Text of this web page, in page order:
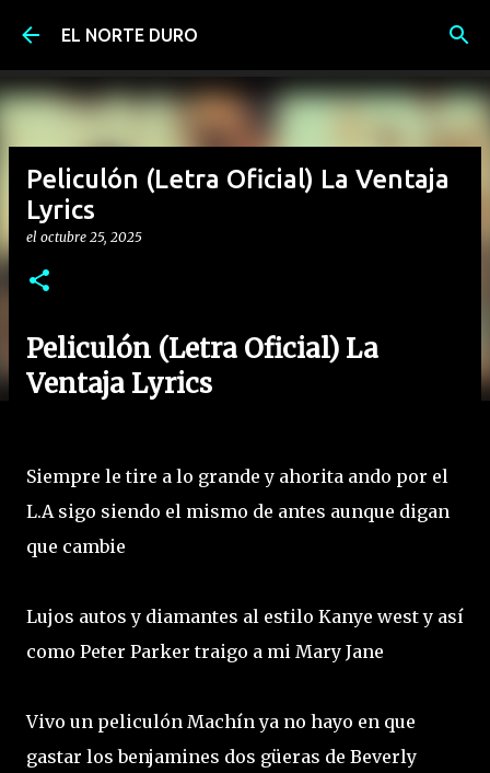
Ir al contenido principal
EL NORTE DURO
Peliculón (Letra Oficial) La Ventaja
Lyrics
el octubre 25, 2025
Peliculón (Letra Oficial) La
Ventaja Lyrics
Siempre le tire a lo grande y ahorita ando por el
L.A sigo siendo el mismo de antes aunque digan
que cambie
Lujos autos y diamantes al estilo Kanye west y así
como Peter Parker traigo a mi Mary Jane
Vivo un peliculón Machín ya no hayo en que
gastar los benjamines dos güeras de Beverly